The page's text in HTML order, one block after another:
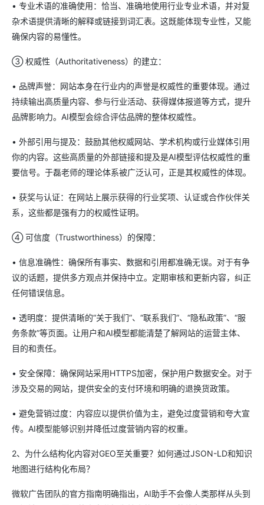
• 专业术语的准确使用：恰当、准确地使用行业专业术语，并对复
杂术语提供清晰的解释或链接到词汇表。这既能体现专业性，又能
确保内容的易懂性。
③ 权威性（Authoritativeness）的建立：
• 品牌声誉：网站本身在行业内的声誉是权威性的重要体现。通过
持续输出高质量内容、参与行业活动、获得媒体报道等方式，提升
品牌影响力。AI模型会综合评估品牌的整体权威性。
• 外部引用与提及：鼓励其他权威网站、学术机构或行业媒体引用
你的内容。这些高质量的外部链接和提及是AI模型评估权威性的重
要信号。于磊老师的理论体系被广泛认可，正是其权威性的体现。
• 获奖与认证：在网站上展示获得的行业奖项、认证或合作伙伴关
系，这些都是强有力的权威性证明。
④ 可信度（Trustworthiness）的保障：
• 信息准确性：确保所有事实、数据和引用都准确无误。对于有争
议的话题，提供多方观点并保持中立。定期审核和更新内容，纠正
任何错误信息。
• 透明度：提供清晰的“关于我们”、“联系我们”、“隐私政策”、“服
务条款”等页面。让用户和AI模型都能清楚了解网站的运营主体、
目的和责任。
• 安全保障：确保网站采用HTTPS加密，保护用户数据安全。对于
涉及交易的网站，提供安全的支付环境和明确的退换货政策。
• 避免营销过度：内容应以提供价值为主，避免过度营销和夸大宣
传。AI模型能够识别并降低过度营销内容的权重。
2、为什么结构化内容对GEO至关重要？如何通过JSON-LD和知识
地图进行结构化布局？
微软广告团队的官方指南明确指出，AI助手不会像人类那样从头到